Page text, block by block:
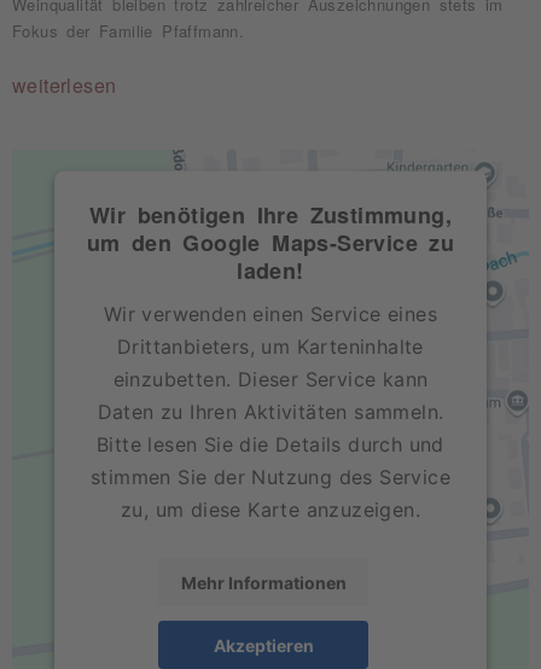
Weinqualität bleiben trotz zahlreicher Auszeichnungen stets im
Fokus der Familie Pfaffmann.
weiterlesen
Wir benötigen Ihre Zustimmung,
um den Google Maps-Service zu
laden!
Wir verwenden einen Service eines
Drittanbieters, um Karteninhalte
einzubetten. Dieser Service kann
Daten zu Ihren Aktivitäten sammeln.
Bitte lesen Sie die Details durch und
stimmen Sie der Nutzung des Service
zu, um diese Karte anzuzeigen.
Mehr Informationen
Akzeptieren